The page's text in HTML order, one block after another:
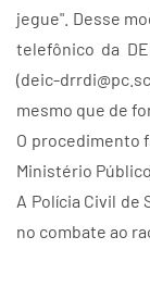
jegue". Desse
telefônico da
(deic-
mesmo que de
O procedimento
Ministério
A Polícia Civil de
no combate ao